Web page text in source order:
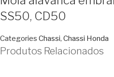
SS50, CD50
Categories Chassi, Chassi Honda
Produtos Relacionados